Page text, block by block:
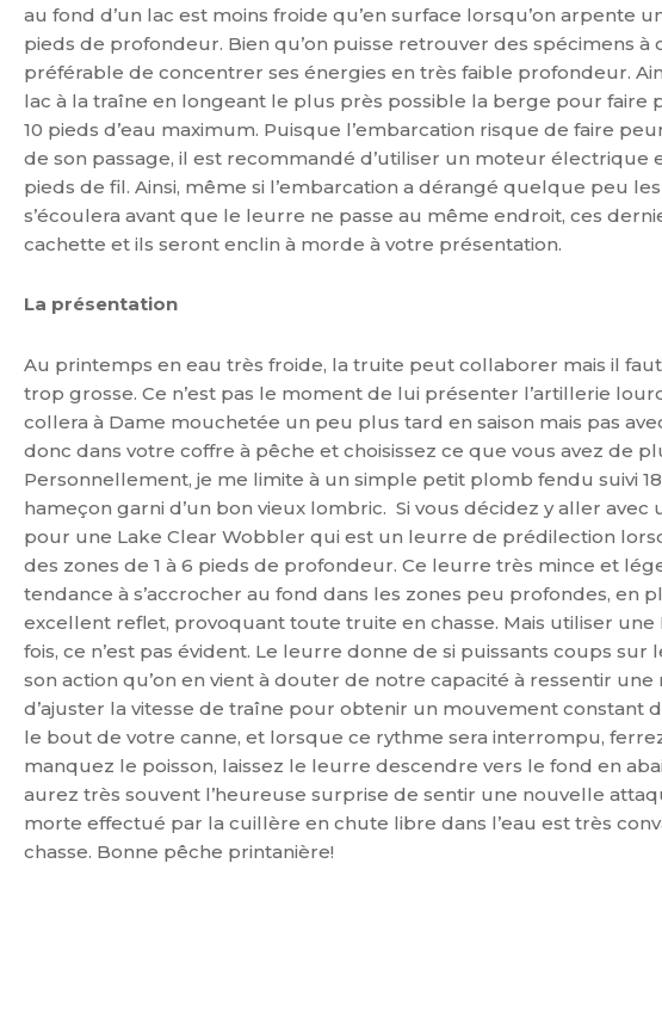
au fond d’un lac est moins froide qu’en surface lorsqu’on arpente
pieds de profondeur. Bien qu’on puisse retrouver des spécimens
préférable de concentrer ses énergies en très faible profondeur.
lac à la traîne en longeant le plus près possible la berge pour faire
10 pieds d’eau maximum. Puisque l’embarcation risque de faire
de son passage, il est recommandé d’utiliser un moteur électrique
pieds de fil. Ainsi, même si l’embarcation a dérangé quelque peu
s’écoulera avant que le leurre ne passe au même endroit, ces
cachette et ils seront enclin à morde à votre présentation.
La présentation
Au printemps en eau très froide, la truite peut collaborer mais il
trop grosse. Ce n’est pas le moment de lui présenter l’artillerie
collera à Dame mouchetée un peu plus tard en saison mais pas
donc dans votre coffre à pêche et choisissez ce que vous avez de
Personnellement, je me limite à un simple petit plomb fendu suivi
hameçon garni d’un bon vieux lombric. Si vous décidez y aller
pour une Lake Clear Wobbler qui est un leurre de prédilection
des zones de 1 à 6 pieds de profondeur. Ce leurre très mince et
tendance à s’accrocher au fond dans les zones peu profondes, en
excellent reflet, provoquant toute truite en chasse. Mais utiliser
fois, ce n’est pas évident. Le leurre donne de si puissants coups sur
son action qu’on en vient à douter de notre capacité à ressentir
d’ajuster la vitesse de traîne pour obtenir un mouvement constant
le bout de votre canne, et lorsque ce rythme sera interrompu,
manquez le poisson, laissez le leurre descendre vers le fond en
aurez très souvent l’heureuse surprise de sentir une nouvelle
morte effectué par la cuillère en chute libre dans l’eau est très
chasse. Bonne pêche printanière!